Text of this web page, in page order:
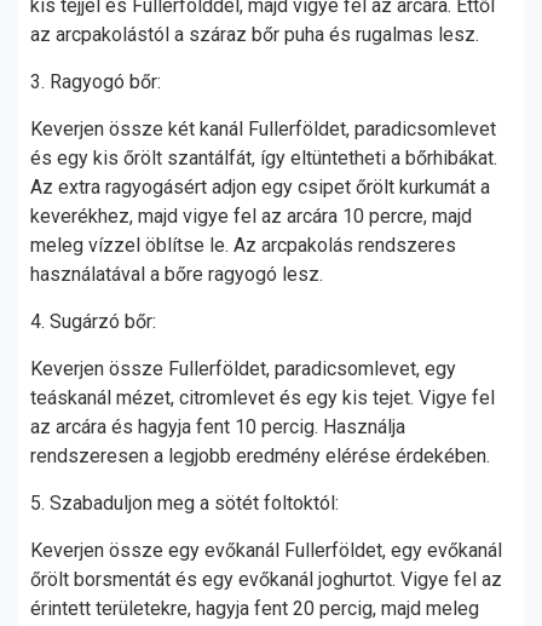
kis tejjel és Fullerfölddel, majd vigye fel az arcára. Ettől
az arcpakolástól a száraz bőr puha és rugalmas lesz.
3. Ragyogó bőr:
Keverjen össze két kanál Fullerföldet, paradicsomlevet
és egy kis őrölt szantálfát, így eltüntetheti a bőrhibákat.
Az extra ragyogásért adjon egy csipet őrölt kurkumát a
keverékhez, majd vigye fel az arcára 10 percre, majd
meleg vízzel öblítse le. Az arcpakolás rendszeres
használatával a bőre ragyogó lesz.
4. Sugárzó bőr:
Keverjen össze Fullerföldet, paradicsomlevet, egy
teáskanál mézet, citromlevet és egy kis tejet. Vigye fel
az arcára és hagyja fent 10 percig. Használja
rendszeresen a legjobb eredmény elérése érdekében.
5. Szabaduljon meg a sötét foltoktól:
Keverjen össze egy evőkanál Fullerföldet, egy evőkanál
őrölt borsmentát és egy evőkanál joghurtot. Vigye fel az
érintett területekre, hagyja fent 20 percig, majd meleg